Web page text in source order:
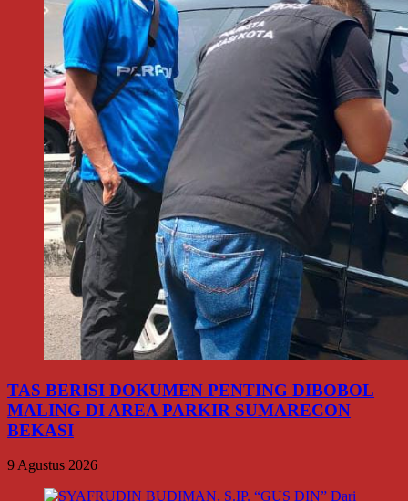
TAS BERISI DOKUMEN PENTING DIBOBOL
MALING DI AREA PARKIR SUMARECON
BEKASI
9 Agustus 2026